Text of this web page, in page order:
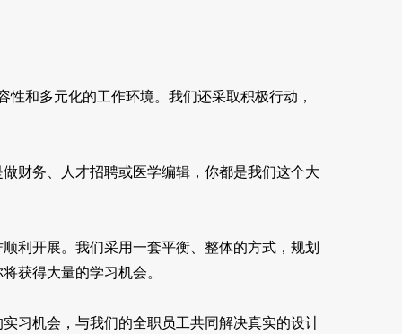
和多元化的工作环境。我们还采取积极行动，
财务、人才招聘或医学编辑，你都是我们这个大
利开展。我们采用一套平衡、整体的方式，规划
获得大量的学习机会。
习机会，与我们的全职员工共同解决真实的设计